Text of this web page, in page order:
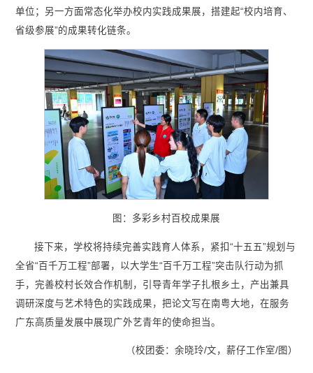
单位；另一方面常态化举办校内实践成果展，搭建起“校内培育、
省级参展”的成果转化链条。
图：多彩乡村百校成果展
接下来，学校将持续完善实践育人体系，紧扣“十五五”规划与
全省“百千万工程”部署，以大学生“百千万工程”突击队行动为抓
手，完善校村长效合作机制，引导青年学子扎根乡土，产出兼具
调研深度与艺术特色的实践成果，把论文写在南粤大地，在服务
广东高质量发展中展现广外艺青年的使命担当。
（校团委：余晓玲/文，薪仔工作室/图）